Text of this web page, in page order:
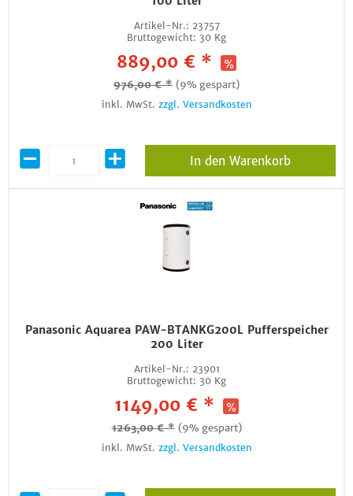
Artikel-Nr.: 23757
Bruttogewicht: 30 Kg
889,00 € *
976,00 € * (9% gespart)
inkl. MwSt. zzgl. Versandkosten
In den Warenkorb
Panasonic Aquarea PAW-BTANKG200L Pufferspeicher
200 Liter
Artikel-Nr.: 23901
Bruttogewicht: 30 Kg
1149,00 € *
1263,00 € * (9% gespart)
inkl. MwSt. zzgl. Versandkosten